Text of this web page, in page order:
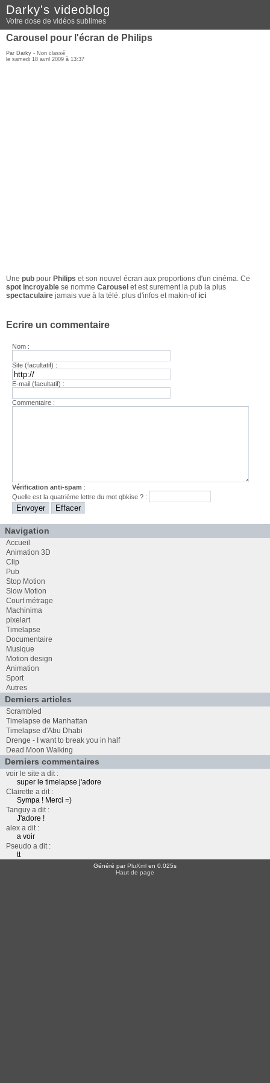
Darky's videoblog
Votre dose de vidéos sublimes
Carousel pour l'écran de Philips
Par Darky - Non classé
le samedi 18 avril 2009 à 13:37
Une pub pour Philips et son nouvel écran aux proportions d'un cinéma. Ce
spot incroyable se nomme Carousel et est surement la pub la plus
spectaculaire jamais vue à la télé. plus d'infos et makin-of ici
Ecrire un commentaire
Nom :
Site (facultatif) :
E-mail (facultatif) :
Commentaire :
Vérification anti-spam :
Quelle est laquatrième lettre du motqbkise ? :
Navigation
Accueil
Animation 3D
Clip
Pub
Stop Motion
Slow Motion
Court métrage
Machinima
pixelart
Timelapse
Documentaire
Musique
Motion design
Animation
Sport
Autres
Derniers articles
Scrambled
Timelapse de Manhattan
Timelapse d'Abu Dhabi
Drenge - I want to break you in half
Dead Moon Walking
Derniers commentaires
voir le site a dit :
super le timelapse j'adore
Clairette a dit :
Sympa ! Merci =)
Tanguy a dit :
J'adore !
alex a dit :
a voir
Pseudo a dit :
tt
Généré parPluXml en 0.025s
Haut de page